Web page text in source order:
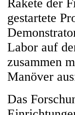
Rakete der
gestartete
Labor auf
zusammen
Manöver
Das